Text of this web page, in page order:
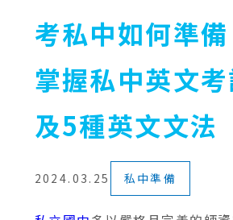
考私中如何準
掌握私中英文
及5種英文文法
2024.03.25 私中準備